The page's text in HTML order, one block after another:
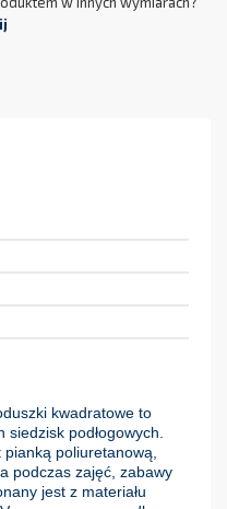
kwadratowe to
podłogowych.
poliuretanową,
podczas zajęć, zabawy
jest z materiału